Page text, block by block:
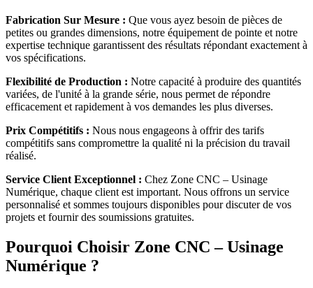
Fabrication Sur Mesure : Que vous ayez besoin de pièces de
petites ou grandes dimensions, notre équipement de pointe et notre
expertise technique garantissent des résultats répondant exactement à
vos spécifications.
Flexibilité de Production : Notre capacité à produire des quantités
variées, de l'unité à la grande série, nous permet de répondre
efficacement et rapidement à vos demandes les plus diverses.
Prix Compétitifs : Nous nous engageons à offrir des tarifs
compétitifs sans compromettre la qualité ni la précision du travail
réalisé.
Service Client Exceptionnel : Chez Zone CNC – Usinage
Numérique, chaque client est important. Nous offrons un service
personnalisé et sommes toujours disponibles pour discuter de vos
projets et fournir des soumissions gratuites.
Pourquoi Choisir Zone CNC – Usinage
Numérique ?